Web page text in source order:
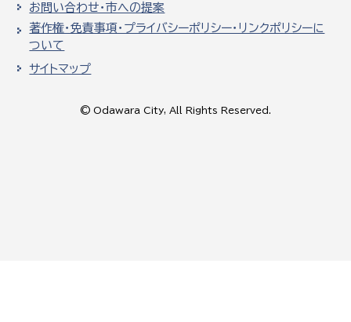
お問い合わせ・市への提案
著作権・免責事項・プライバシーポリシー・リンクポリシーに
ついて
サイトマップ
© Odawara City, All Rights Reserved.